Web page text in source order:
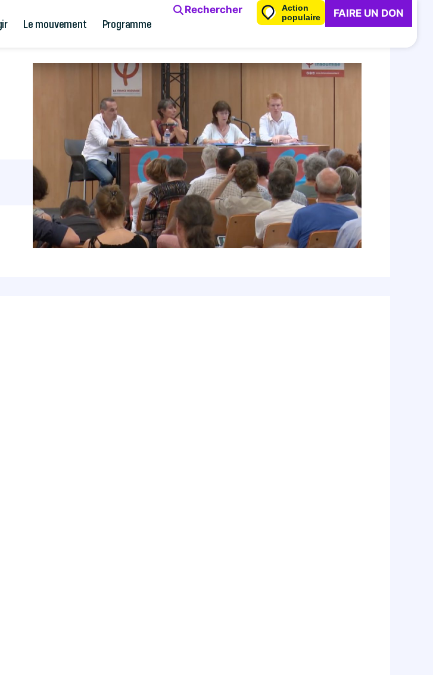
Le mouvement Programme
Rechercher
Action
populaire
FAIRE UN DON